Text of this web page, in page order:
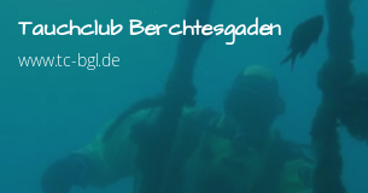
Inhalt
springen
Tauchclub Berchtesgaden
www.tc-bgl.de